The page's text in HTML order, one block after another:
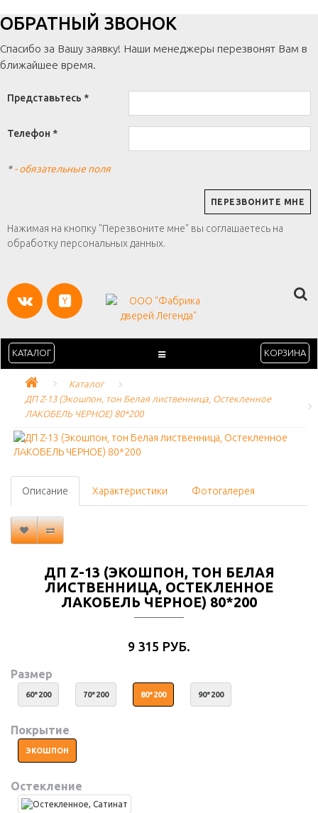
ОБРАТНЫЙ ЗВОНОК
Спасибо за Вашу заявку! Наши менеджеры перезвонят Вам в
ближайшее время.
Представьтесь *
Телефон *
*- обязательные поля
Нажимая на кнопку "Перезвоните мне" вы соглашаетесь на
обработку персональных данных.
КАТАЛОГ КОРЗИНА
Каталог
ДП Z-13 (Экошпон, тон Белая лиственница, Остекленное
ЛАКОБЕЛЬ ЧЕРНОЕ) 80*200
Описание Характеристики Фотогалерея
ДП Z-13 (ЭКОШПОН, ТОН БЕЛАЯ
ЛИСТВЕННИЦА, ОСТЕКЛЕННОЕ
ЛАКОБЕЛЬ ЧЕРНОЕ) 80*200
9 315 РУБ.
Размер
60*200 70*200 80*200 90*200
Покрытие
ЭКОШПОН
Остекление